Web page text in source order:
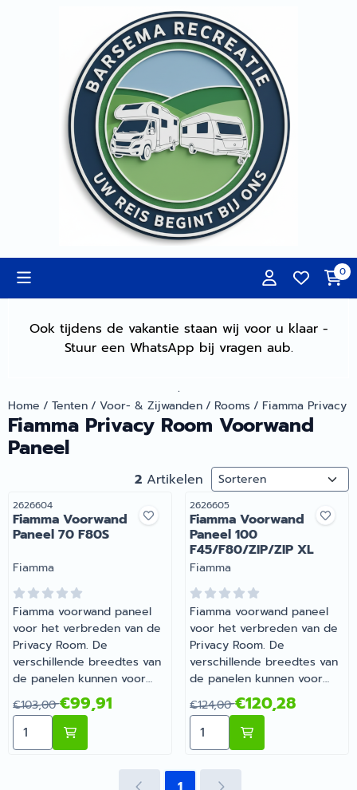
Cookievoorkeuren zijn momenteel gesloten.
0
Ook tijdens de vakantie staan wij voor u klaar -
Stuur een WhatsApp bij vragen aub.
.
Home / Tenten/ Voor- & Zijwanden/ Rooms/ Fiamma Privacy
Fiamma Privacy Room Voorwand
Paneel
2 Artikelen Sorteermethode
Artikelnummer
2626604
Fiamma Voorwand
Paneel 70 F80S
Merk:
Fiamma
Fiamma voorwand paneel
voor het verbreden van de
Privacy Room. De
verschillende breedtes van
de panelen kunnen voor
verschillende modellen
gebruikt worden. | Fiamma
Voorwand Paneel 70 F80S |
Artikelnummer 2626604
Van 103,00 voor 99,91
€103,00€99,91
Aantal kiezen voor Fiamma Voorwand Paneel 70 F80S
Artikelnummer
2626605
Fiamma Voorwand
Paneel 100
F45/F80/ZIP/ZIP XL
Merk:
Fiamma
Fiamma voorwand paneel
voor het verbreden van de
Privacy Room. De
verschillende breedtes van
de panelen kunnen voor
verschillende modellen
gebruikt worden. | Fiamma
Voorwand Paneel 100
F45/F80/ZIP/ZIP XL |
Van 124,00 voor 120,28
€124,00€120,28
Aantal kiezen voor